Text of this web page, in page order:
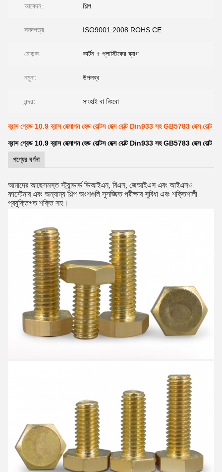
আবেদন: শিল্প
সনদপত্র: ISO9001:2008 ROHS CE
মোড়ক: কার্টন + প্লাস্টিকের ব্যাগ
নমুনা: উপলব্ধ
বন্দর: সাংহাই বা নিংবো
ব্রাস গ্রেড 10.9 ব্রাস হেক্সাগন হেড বোল্টস হেক্স বোল্ট Din933 সহ GB5783 হেক্স বোল্ট
ব্রাস গ্রেড 10.9 ব্রাস হেক্সাগন হেড বোল্টস হেক্স বোল্ট Din933 সহ GB5783 হেক্স বোল্ট
পণ্যের বর্ণনা
আমাদের আছেসমস্ত স্ট্যান্ডার্ড ডিআইএন, বিএস, জেআইএস এবং আইএসও
ফাস্টেনার এবং অন্যান্য শিল্প অংশগুলি সুসজ্জিত পরীক্ষার সুবিধা এবং শক্তিশালী
প্রযুক্তিগত শক্তি সহ।